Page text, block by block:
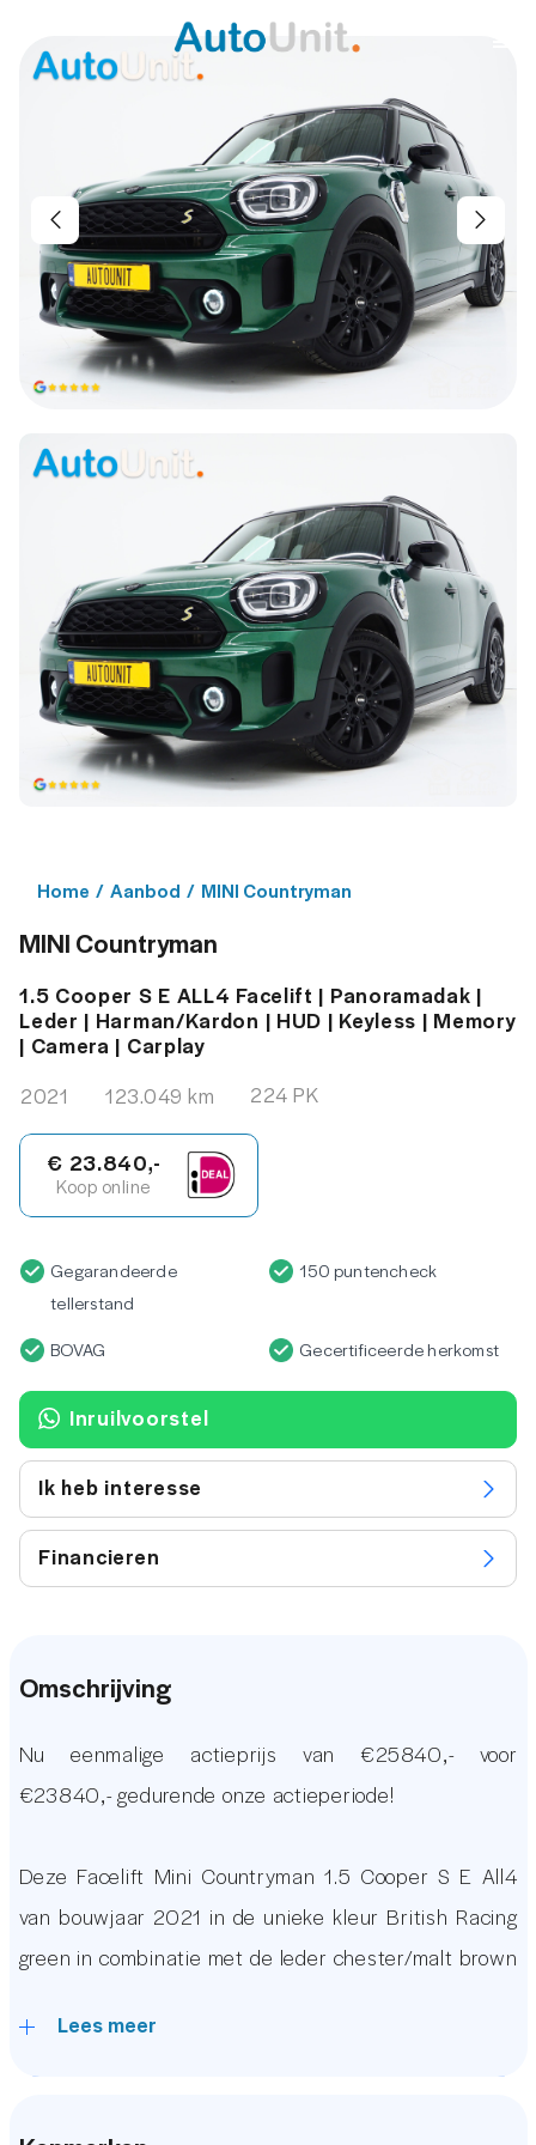
Home / Aanbod / MINI Countryman
MINI Countryman
1.5 Cooper S E ALL4 Facelift | Panoramadak |
Leder | Harman/Kardon | HUD | Keyless | Memory
| Camera | Carplay
2021
123.049 km 224 PK
€ 23.840,-
Koop online
Gegarandeerde
tellerstand
150 puntencheck
BOVAG Gecertificeerde herkomst
Inruilvoorstel
Ik heb interesse
Financieren
Omschrijving
Nu eenmalige actieprijs van €25840,- voor
€23840,- gedurende onze actieperiode!
Deze Facelift Mini Countryman 1.5 Cooper S E All4
van bouwjaar 2021 in de unieke kleur British Racing
green in combinatie met de leder chester/malt brown
uitgerust met een Groot Glazen Panoramadak,
Harman/Kardon Premium Audio, Head Up Display,
Lees meer